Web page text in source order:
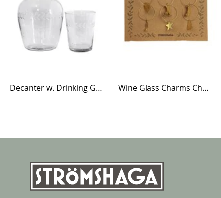
Decanter w. Drinking Glass Flower Edge Wine Glass Charms Christmas Brass S/6